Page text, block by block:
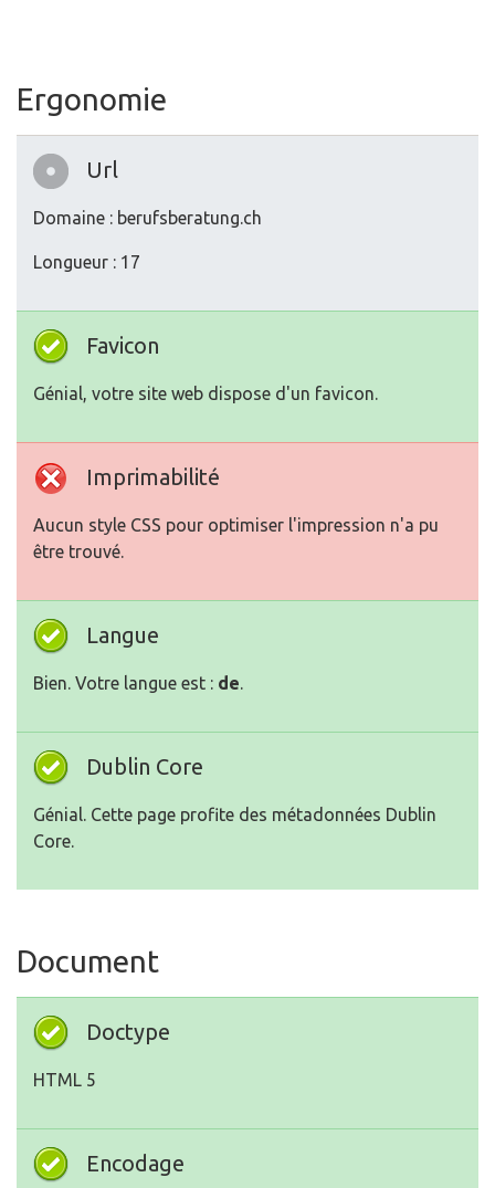
Ergonomie
Url
Domaine : berufsberatung.ch
Longueur : 17
Favicon
Génial, votre site web dispose d'un favicon.
Imprimabilité
Aucun style CSS pour optimiser l'impression n'a pu
être trouvé.
Langue
Bien. Votre langue est : de.
Dublin Core
Génial. Cette page profite des métadonnées Dublin
Core.
Document
Doctype
HTML 5
Encodage